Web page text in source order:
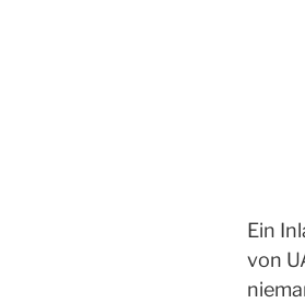
Ein
von